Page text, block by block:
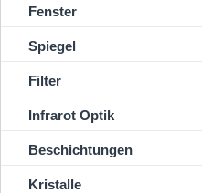
Fenster
Spiegel
Filter
Infrarot Optik
Beschichtungen
Kristalle